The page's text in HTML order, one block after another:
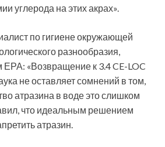
углерода на этих акрах».
по гигиене окружающей
разнообразия,
«Возвращение к 3.4 CE-LOC
не оставляет сомнений в том,
атразина в воде это слишком
что идеальным решением
атразин.